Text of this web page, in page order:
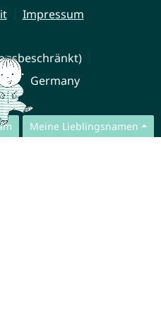
Meine Lieblingsnamen
Impressum
Germany